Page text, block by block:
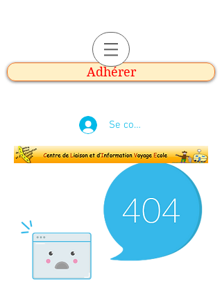
Adhérer
Se connecter